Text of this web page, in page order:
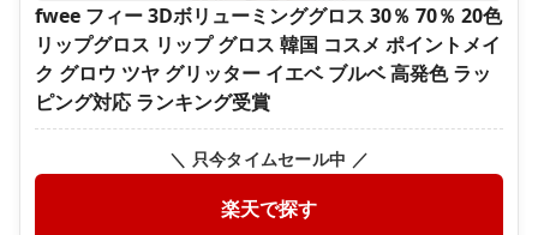
fwee フィー 3Dボリューミンググロス 30％ 70％ 20色
リップグロス リップ グロス 韓国 コスメ ポイントメイ
ク グロウ ツヤ グリッター イエベ ブルベ 高発色 ラッ
ピング対応 ランキング受賞
＼ 只今タイムセール中 ／
楽天で探す